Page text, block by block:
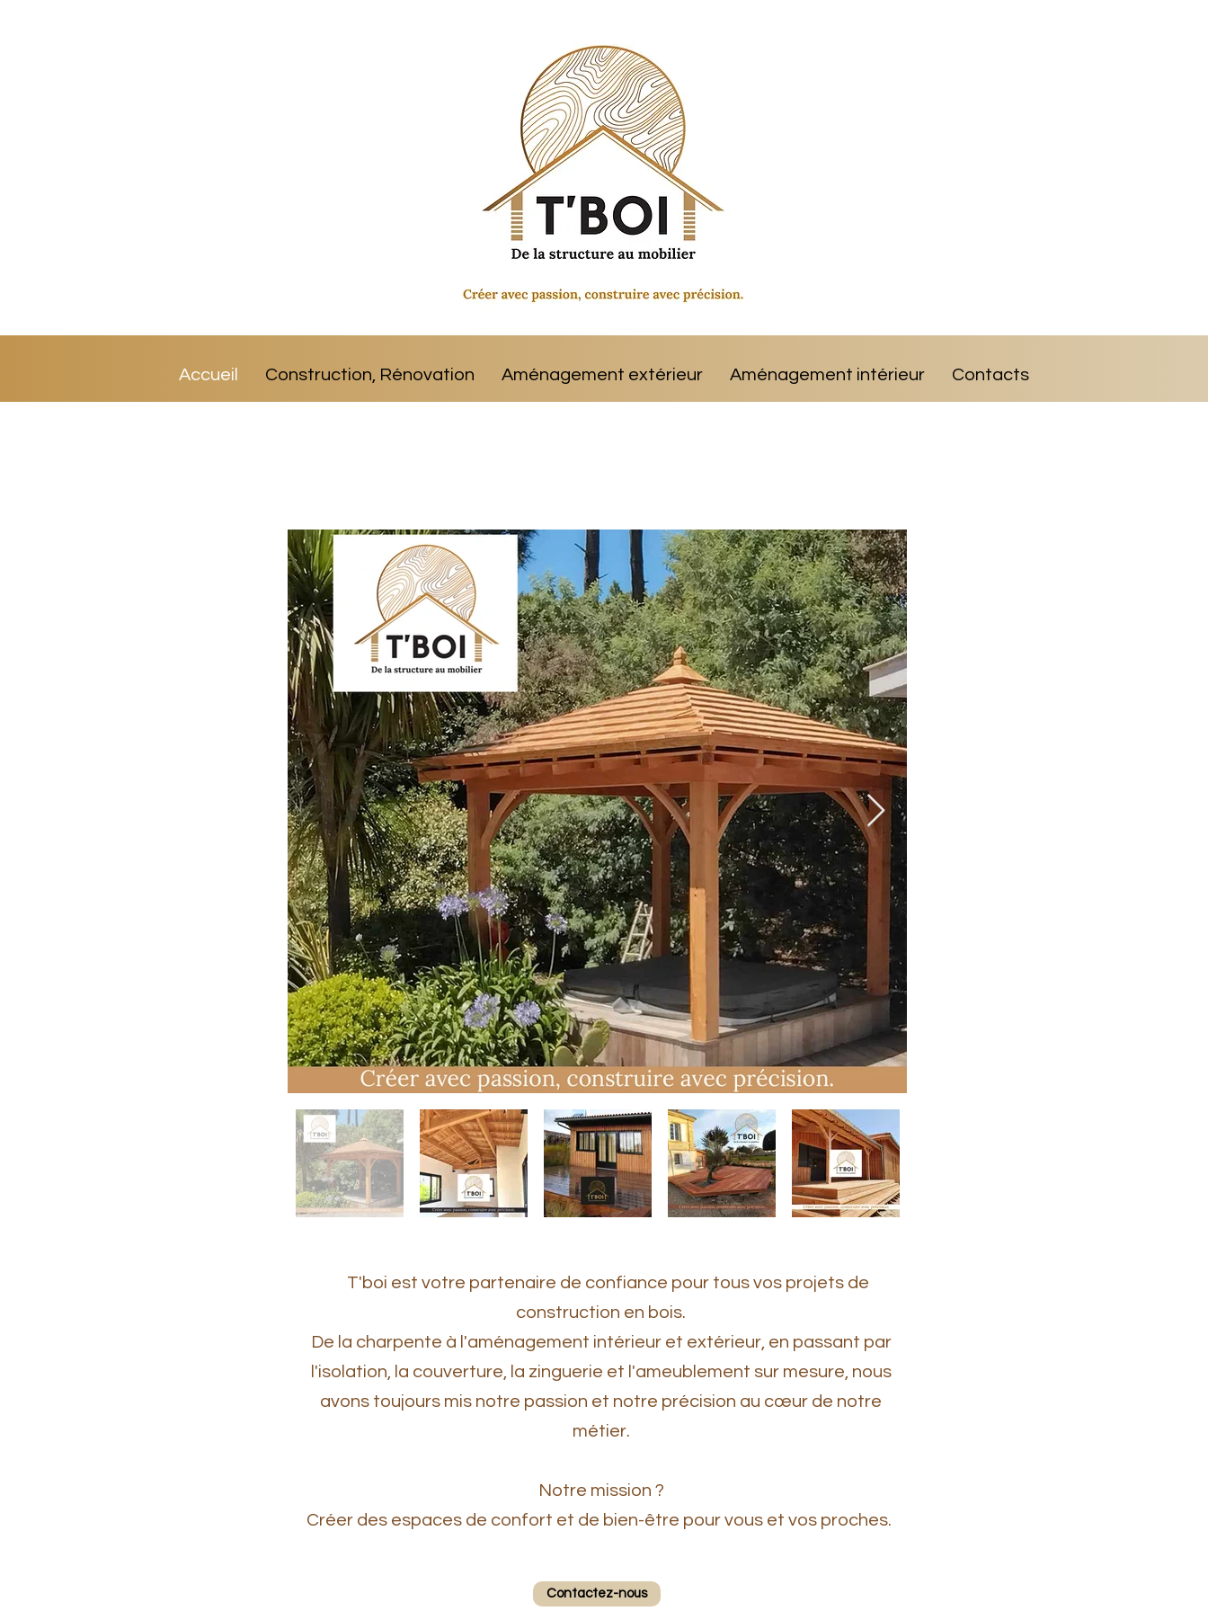
Accueil Construction, Rénovation Aménagement extérieur Aménagement intérieur Contacts
T'boi est votre partenaire de confiance pour tous vos projets de
construction en bois.
De la charpente à l'aménagement intérieur et extérieur, en passant par
l'isolation, la couverture, la zinguerie et l'ameublement sur mesure, nous
avons toujours mis notre passion et notre précision au cœur de notre
métier.
Notre mission ?
Créer des espaces de confort et de bien-être pour vous et vos proches.
Contactez-nous